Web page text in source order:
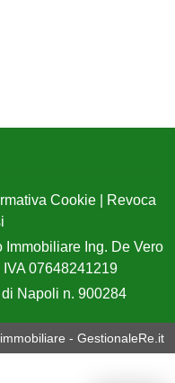
Cookie|
Revoca
Ing. De Vero
07648241219
Napoli n. 900284
- GestionaleRe.it